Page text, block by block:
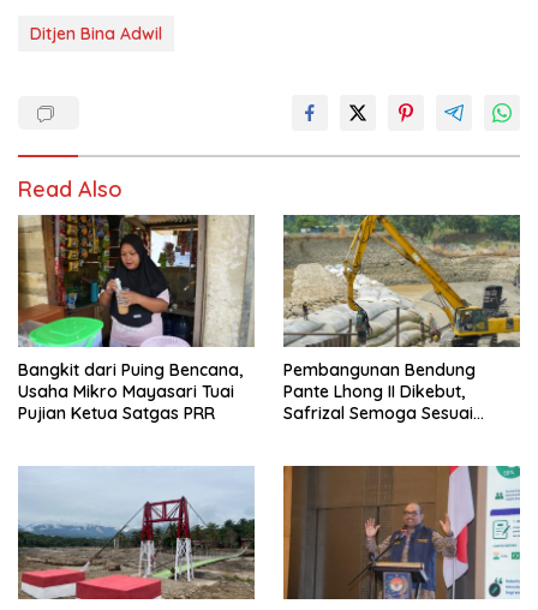
Ditjen Bina Adwil
Read Also
Bangkit dari Puing Bencana,
Usaha Mikro Mayasari Tuai
Pujian Ketua Satgas PRR
Pembangunan Bendung
Pante Lhong II Dikebut,
Safrizal Semoga Sesuai